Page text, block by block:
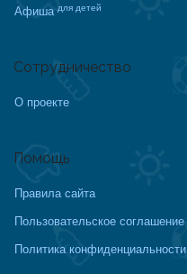
Афиша для детей
Сотрудничество
О проекте
Помощь
Правила сайта
Пользовательское соглашение
Политика конфиденциальности